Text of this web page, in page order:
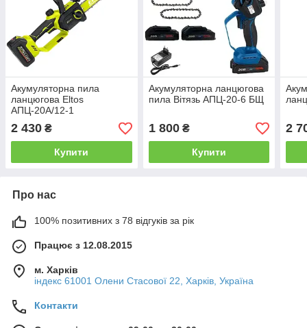
Акумуляторна пила
ланцюгова Eltos
АПЦ-20А/12-1
2 430 ₴
Купити
Акумуляторна ланцюгова
пила Вітязь АПЦ-20-6 БЩ
1 800₴
Купити
2
Про нас
100% позитивних з 78 відгуків за рік
Працює з 12.08.2015
м. Харків
індекс 61001 Олени Стасової 22, Харків, Україна
Контакти